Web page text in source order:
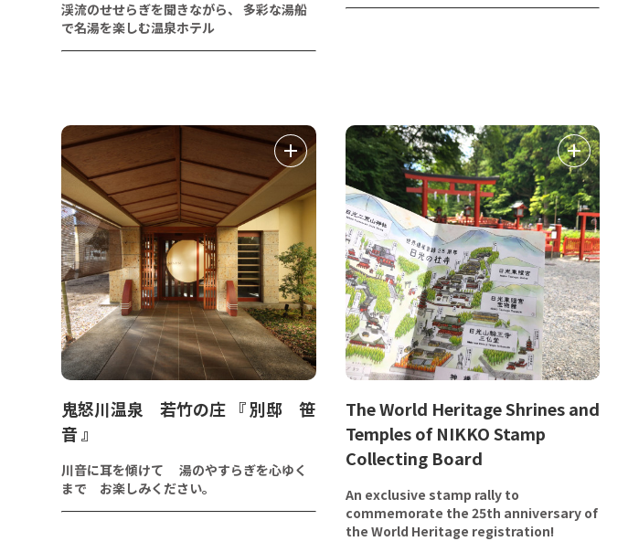
渓流のせせらぎを聞きながら、 多彩な湯船
で名湯を楽しむ温泉ホテル
鬼怒川温泉 若竹の庄 『 別邸 笹
音 』
川音に耳を傾けて 湯のやすらぎを心ゆく
まで お楽しみください。
The World Heritage Shrines and
Temples of NIKKO Stamp
Collecting Board
An exclusive stamp rally to
commemorate the 25th anniversary of
the World Heritage registration!